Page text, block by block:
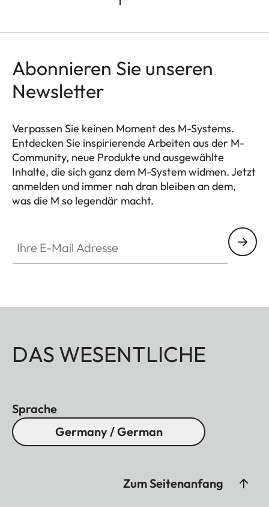
Abonnieren Sie unseren
Newsletter
Verpassen Sie keinen Moment des M-Systems.
Entdecken Sie inspirierende Arbeiten aus der M-
Community, neue Produkte und ausgewählte
Inhalte, die sich ganz dem M-System widmen. Jetzt
anmelden und immer nah dran bleiben an dem,
was die M so legendär macht.
DAS WESENTLICHE
Sprache
Germany / German
Zum Seitenanfang